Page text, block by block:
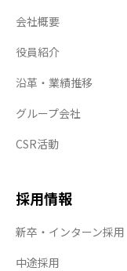
会社概要
役員紹介
沿革・業績推移
グループ会社
CSR活動
採用情報
新卒・インターン採用
中途採用